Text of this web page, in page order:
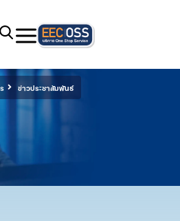
ข่าวประชาสัมพันธ์